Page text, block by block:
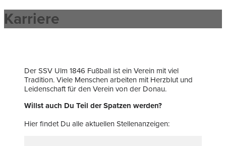
Karriere
Der SSV Ulm 1846 Fußball ist ein Verein mit viel
Tradition. Viele Menschen arbeiten mit Herzblut und
Leidenschaft für den Verein von der Donau.
Willst auch Du Teil der Spatzen werden?
Hier findet Du alle aktuellen Stellenanzeigen: